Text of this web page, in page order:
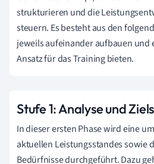
strukturieren und die
steuern. Es besteht aus den
jeweils aufeinander aufbauen und
Ansatz für das Training bieten.
Stufe 1: Analyse und
In dieser ersten Phase wird eine
aktuellen Leistungsstandes sowie
Bedürfnisse durchgeführt. Dazu